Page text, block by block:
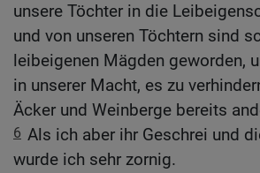
unsere Töchter in die
und von unseren Töchtern sind
leibeigenen Mägden geworden,
in unserer Macht, es zu
Äcker und Weinberge bereits
6 Als ich aber ihr Geschrei und
wurde ich sehr zornig.